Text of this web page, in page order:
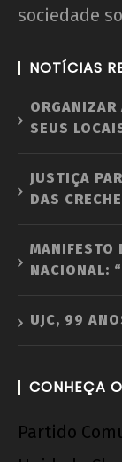
sociedade
NOTÍCIAS
ORGANIZAR
SEUS
JUSTIÇA
DAS
MANIFESTO
NACIONAL:
UJC, 99
CONHEÇA
Partido